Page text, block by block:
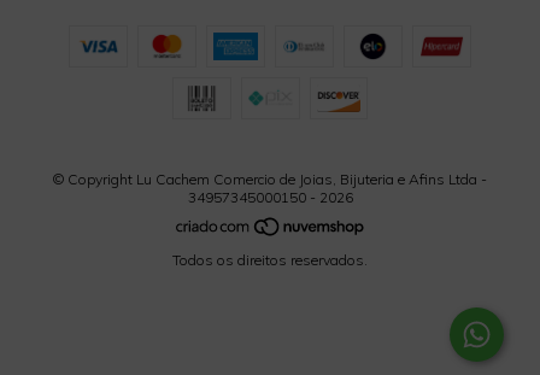
© Copyright Lu Cachem Comercio de Joias, Bijuteria e Afins Ltda -
34957345000150 - 2026
Todos os direitos reservados.